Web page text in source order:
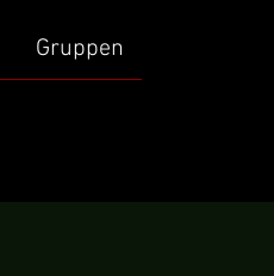
Gruppen